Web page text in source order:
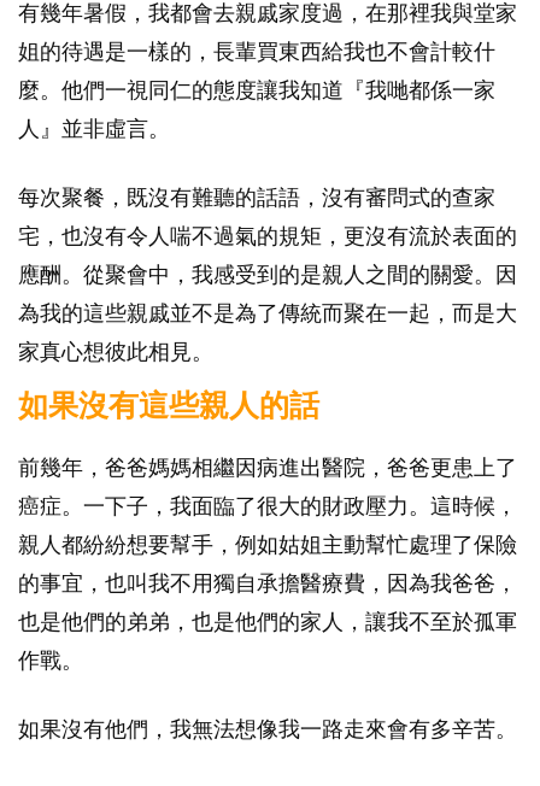
有幾年暑假，我都會去親戚家度過，在那裡我與堂家
姐的待遇是一樣的，長輩買東西給我也不會計較什
麼。他們一視同仁的態度讓我知道『我哋都係一家
人』並非虛言。
每次聚餐，既沒有難聽的話語，沒有審問式的查家
宅，也沒有令人喘不過氣的規矩，更沒有流於表面的
應酬。從聚會中，我感受到的是親人之間的關愛。因
為我的這些親戚並不是為了傳統而聚在一起，而是大
家真心想彼此相見。
如果沒有這些親人的話
前幾年，爸爸媽媽相繼因病進出醫院，爸爸更患上了
癌症。一下子，我面臨了很大的財政壓力。這時候，
親人都紛紛想要幫手，例如姑姐主動幫忙處理了保險
的事宜，也叫我不用獨自承擔醫療費，因為我爸爸，
也是他們的弟弟，也是他們的家人，讓我不至於孤軍
作戰。
如果沒有他們，我無法想像我一路走來會有多辛苦。